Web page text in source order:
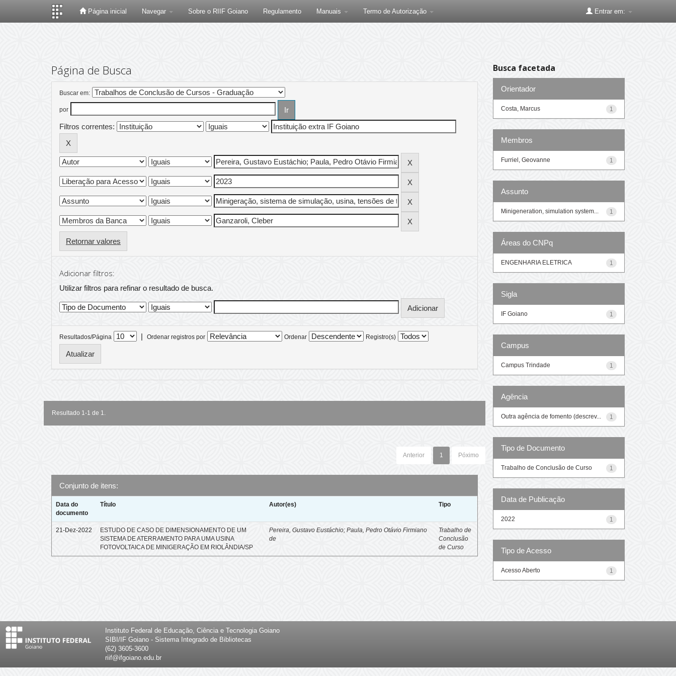
Página inicial Navegar Sobre o RIIF Goiano Regulamento Manuais Termo de Autorização Entrar em:
Página de Busca
Buscar em:
por
Filtros correntes:
Retornar valores
Adicionar filtros:
Utilizar filtros para refinar o resultado de busca.
Resultados/Página | Ordenar registros por Ordenar Registro(s)
Resultado 1-1 de 1.
Anterior 1 Póximo
Conjunto de itens:
Data do
documento
Título Autor(es) Tipo
21-Dez-2022
ESTUDO DE CASO DE DIMENSIONAMENTO DE UM
SISTEMA DE ATERRAMENTO PARA UMA USINA
FOTOVOLTAICA DE MINIGERAÇÃO EM RIOLÂNDIA/SP
Pereira, Gustavo Eustáchio; Paula, Pedro Otávio Firmiano
de
Trabalho de
Conclusão
de Curso
Busca facetada
Orientador
1
Costa, Marcus
Membros
1
Furriel, Geovanne
Assunto
1
Minigeneration, simulation system...
Áreas do CNPq
1
ENGENHARIA ELETRICA
Sigla
1
IF Goiano
Campus
1
Campus Trindade
Agência
1
Outra agência de fomento (descrev...
Tipo de Documento
1
Trabalho de Conclusão de Curso
Data de Publicação
1
2022
Tipo de Acesso
1
Acesso Aberto
Instituto Federal de Educação, Ciência e Tecnologia Goiano
SIBI/IF Goiano - Sistema Integrado de Bibliotecas
(62) 3605-3600
riif@ifgoiano.edu.br